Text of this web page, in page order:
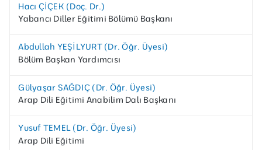
Hacı ÇİÇEK (Doç. Dr.)
Yabancı Diller Eğitimi Bölümü Başkanı
Abdullah YEŞİLYURT (Dr. Öğr. Üyesi)
Bölüm Başkan Yardımcısı
Gülyaşar SAĞDIÇ (Dr. Öğr. Üyesi)
Arap Dili Eğitimi Anabilim Dalı Başkanı
Yusuf TEMEL (Dr. Öğr. Üyesi)
Arap Dili Eğitimi